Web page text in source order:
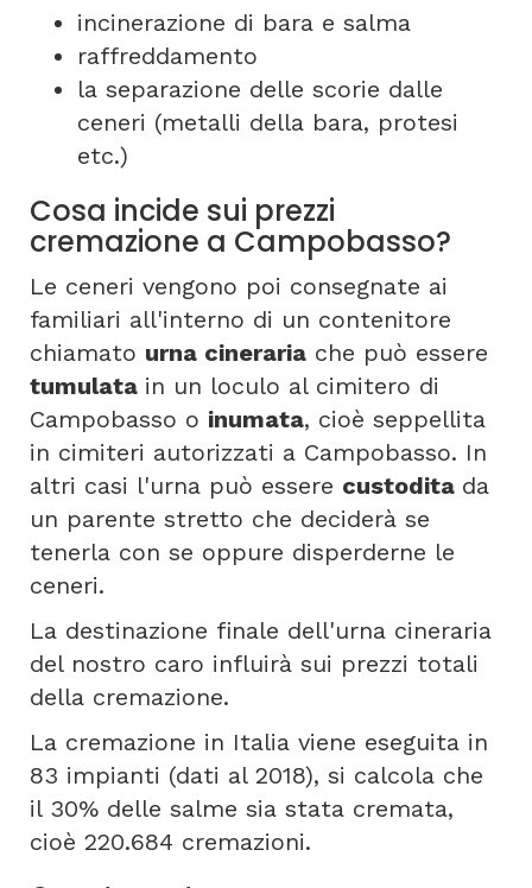
incinerazione di bara e salma
raffreddamento
la separazione delle scorie dalle
ceneri (metalli della bara, protesi
etc.)
Cosa incide sui prezzi
cremazione a Campobasso?
Le ceneri vengono poi consegnate ai
familiari all'interno di un contenitore
chiamato urna cineraria che può essere
tumulata in un loculo al cimitero di
Campobasso o inumata, cioè seppellita
in cimiteri autorizzati a Campobasso. In
altri casi l'urna può essere custodita da
un parente stretto che deciderà se
tenerla con se oppure disperderne le
ceneri.
La destinazione finale dell'urna cineraria
del nostro caro influirà sui prezzi totali
della cremazione.
La cremazione in Italia viene eseguita in
83 impianti (dati al 2018), si calcola che
il 30% delle salme sia stata cremata,
cioè 220.684 cremazioni.